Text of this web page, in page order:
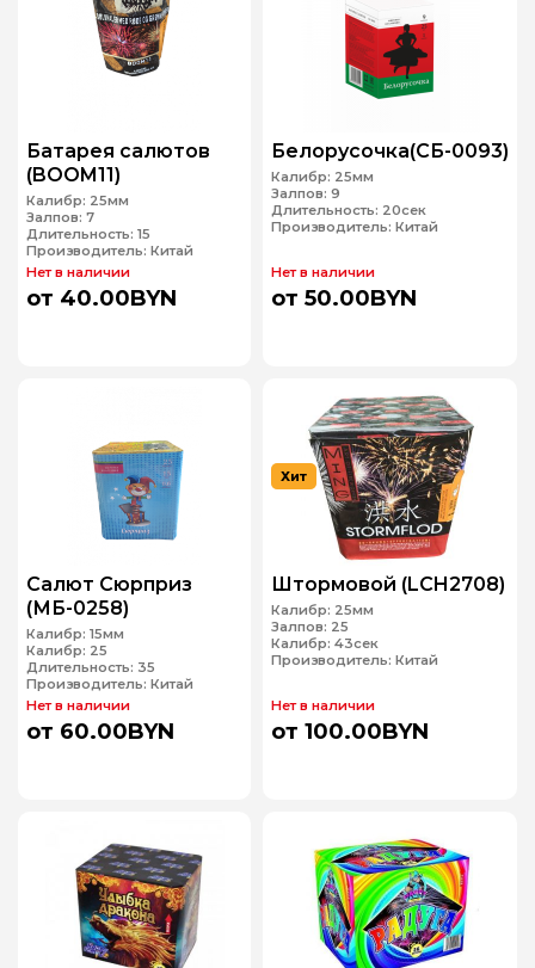
Батарея салютов
(BOOM11)
Калибр: 25мм
Залпов: 7
Длительность: 15
Производитель: Китай
Нет в наличии
от 40.00BYN
Белорусочка(СБ-0093)
Калибр: 25мм
Залпов: 9
Длительность: 20сек
Производитель: Китай
Нет в наличии
от 50.00BYN
Салют Сюрприз
(МБ-0258)
Калибр: 15мм
Калибр: 25
Длительность: 35
Производитель: Китай
Нет в наличии
от 60.00BYN
Хит
Штормовой (LCH2708)
Калибр: 25мм
Залпов: 25
Калибр: 43сек
Производитель: Китай
Нет в наличии
от 100.00BYN